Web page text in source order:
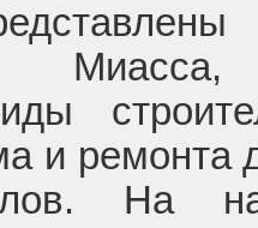
и ремонта
На